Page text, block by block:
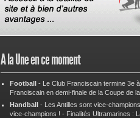
A la Une en ce moment
Football - Le Club Franciscain termine 3e
Franciscain en demi-finale de la Coupe de
Handball - Les Antilles sont vice-
vice-champions ! - Finalités Ultramarines :